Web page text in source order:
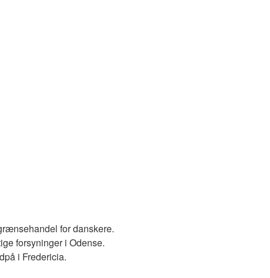
for danskere.
forsyninger i Odense.
i Fredericia.